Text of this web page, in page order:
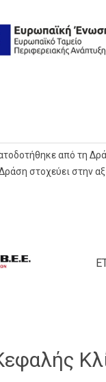
από τη
στοχεύει στην